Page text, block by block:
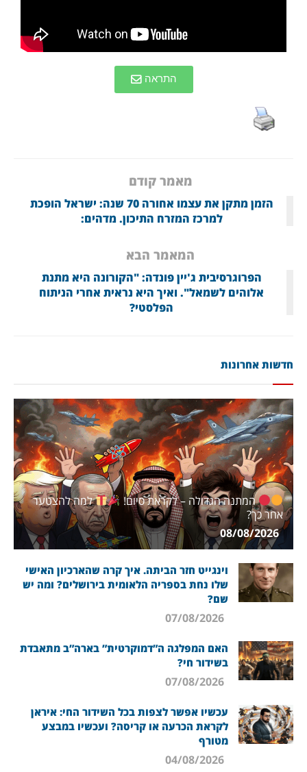
התראה
מאמר קודם
הזמן מתקן את עצמו אחורה 70 שנה: ישראל הופכת
למרכז המזרח התיכון. מדהים:
המאמר הבא
הפרוגרסיבית ג'יין פונדה: "הקורונה היא מתנת
אלוהים לשמאל". ואיך היא נראית אחרי הניתוח
הפלסטי?
חדשות אחרונות
המתנה הגדולה – לקראת סיום!
למה להצטער
אחר כך?
08/08/2026
וינגייט חזר הביתה. איך קרה שהארכיון האישי
שלו נחת בספריה הלאומית בירושלים? ומה יש
שם?
האם המפלגה ה”דמוקרטית” בארה”ב מתאבדת
בשידור חי?
עכשיו אפשר לצפות בכל השידור החי: איראן
לקראת הכרעה או קריסה? ועכשיו במבצע
מטורף